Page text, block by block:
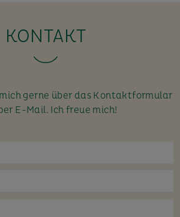
KONTAKT
gerne über das Kontaktformular
E-Mail. Ich freue mich!